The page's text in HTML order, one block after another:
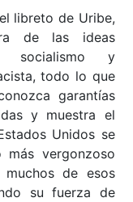
libreto de Uribe,
de las ideas
socialismo y
todo lo que
garantías
y muestra el
Unidos se
más vergonzoso
de esos
su fuerza de